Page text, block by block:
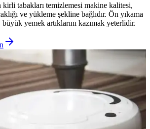
tabakları temizlemesi makine kalitesi,
ve yükleme şekline bağlıdır. Ön yıkama
yemek artıklarını kazımak yeterlidir.